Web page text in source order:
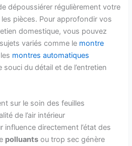
dépoussiérer régulièrement votre
pièces. Pour approfondir vos
domestique, vous pouvez
variés comme le montre
montres automatiques
souci du détail et de l’entretien
sur le soin des feuilles
de l’air intérieur
influence directement l’état des
polluants ou trop sec génère